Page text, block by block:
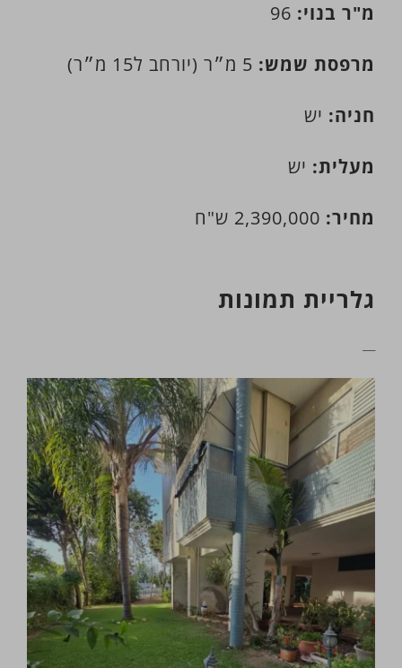
מ"ר בנוי:
מרפסת שמש:
חניה: יש
מעלית: יש
מחיר:
גלריית תמונות